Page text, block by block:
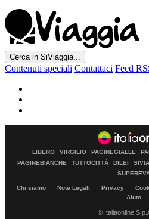
Cerca in SiViaggia...
Contenuti speciali Contattaci Feed
LIBERO VIRGILIO PAGINEGIALLE
PAGINEBIANCHE
TUTTOCITTÀ DILEI
Chi siamo Note Legali Privacy
Aiuto
© Italiaonline